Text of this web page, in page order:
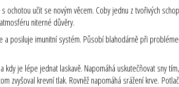
učit se novým věcem. Coby jednu z tvořivých
niterné důvěry.
posiluje imunitní systém. Působí blahodárně při
je lépe jednat laskavě. Napomáhá uskutečňovat sny
zvyšoval krevní tlak. Rovněž napomáhá srážení krve.